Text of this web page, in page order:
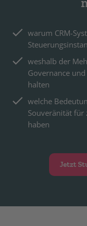
warum CRM-
weshalb der
Governance
halten
welche
Souveränität für
haben
Jetzt